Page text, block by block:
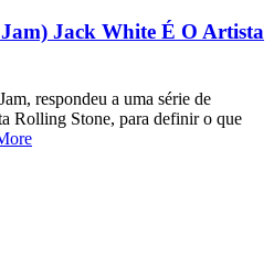
Jack White É O Artista
respondeu a uma série de
Rolling Stone, para definir o que